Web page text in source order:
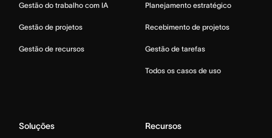
Gestão do trabalho com IA
Gestão de projetos
Gestão de recursos
Planejamento estratégico
Recebimento de projetos
Gestão de tarefas
Todos os casos de uso
Soluções Recursos